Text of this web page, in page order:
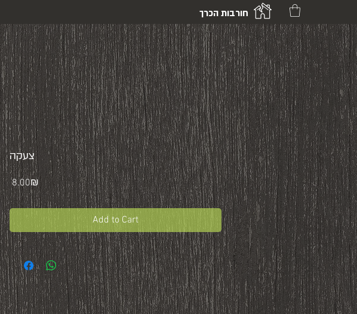
חורבות הכרך
צעקה
‏8.00 ‏₪Price
Add to Cart